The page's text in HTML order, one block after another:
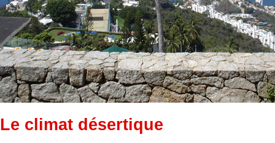
Le climat désertique